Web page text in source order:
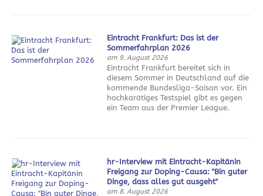
Eintracht Frankfurt: Das ist der
Sommerfahrplan 2026
am 9. August 2026
Eintracht Frankfurt bereitet sich in
diesem Sommer in Deutschland auf die
kommende Bundesliga-Saison vor. Ein
hochkarätiges Testspiel gibt es gegen
ein Team aus der Premier League.
hr-Interview mit Eintracht-Kapitänin
Freigang zur Doping-Causa: "Bin guter
Dinge, dass alles gut ausgeht"
am 8. August 2026